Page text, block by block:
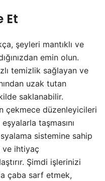
Et
şeyleri mantıklı ve
emin olun.
temizlik sağlayan ve
uzak tutan
saklanabilir.
çekmece düzenleyicileri
taşmasını
sistemine sahip
ve ihtiyaç
Şimdi işlerinizi
çaba sarf etmek,